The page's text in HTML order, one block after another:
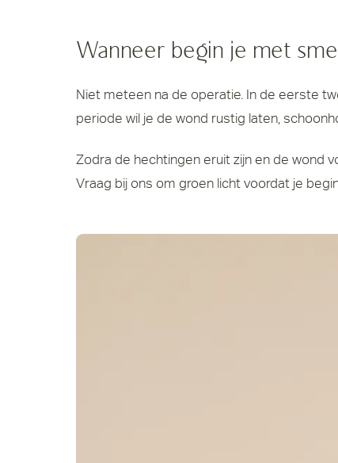
Wanneer begin je met
Niet meteen na de operatie. In de eerste
periode wil je de wond rustig laten,
Zodra de hechtingen eruit zijn en de wond
Vraag bij ons om groen licht voordat je